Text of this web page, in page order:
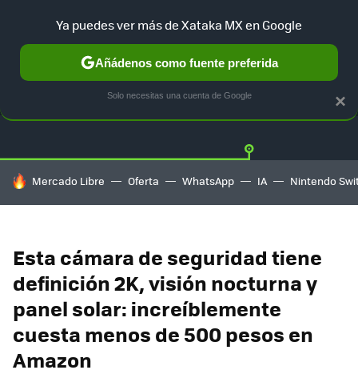
GUÍA DE COMPRAS MERCADO LIBRE
HOY SE HABLA DE
Mercado Libre Oferta WhatsApp IA Nintendo
Esta cámara de seguridad tiene
definición 2K, visión nocturna y
panel solar: increíblemente
cuesta menos de 500 pesos en
Amazon
×
Ya puedes ver más de Xataka MX en Google
Añádenos como fuente preferida
Solo necesitas una cuenta de Google